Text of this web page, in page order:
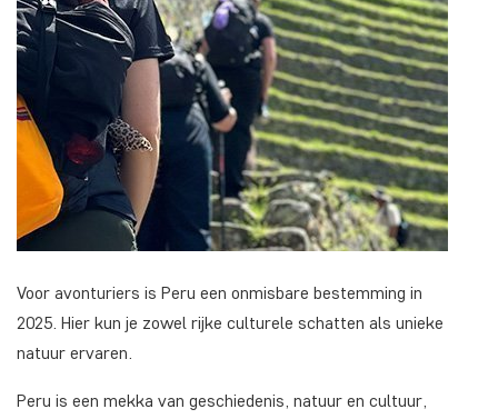
Voor avonturiers is Peru een onmisbare bestemming in
2025. Hier kun je zowel rijke culturele schatten als unieke
natuur ervaren.
Peru is een mekka van geschiedenis, natuur en cultuur,